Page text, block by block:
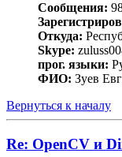
Сообщения:
Откуда:
Skype:
прог. языки:
ФИО: Зуев
Вернуться к началу
Re: OpenCV и